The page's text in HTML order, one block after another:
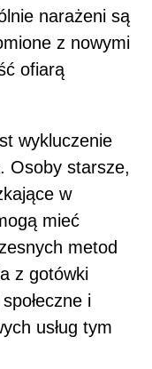
narażeni są
z nowymi
ofiarą
wykluczenie
Osoby starsze,
w
mieć
metod
z gotówki
i
usług tym